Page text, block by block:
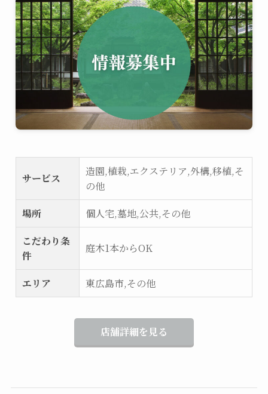
サービス
造園,植栽,エクステリア,外構,移植,そ
の他
場所
個人宅,墓地,公共,その他
こだわり条
件
庭木1本からOK
エリア 東広島市,その他
店舗詳細を見る